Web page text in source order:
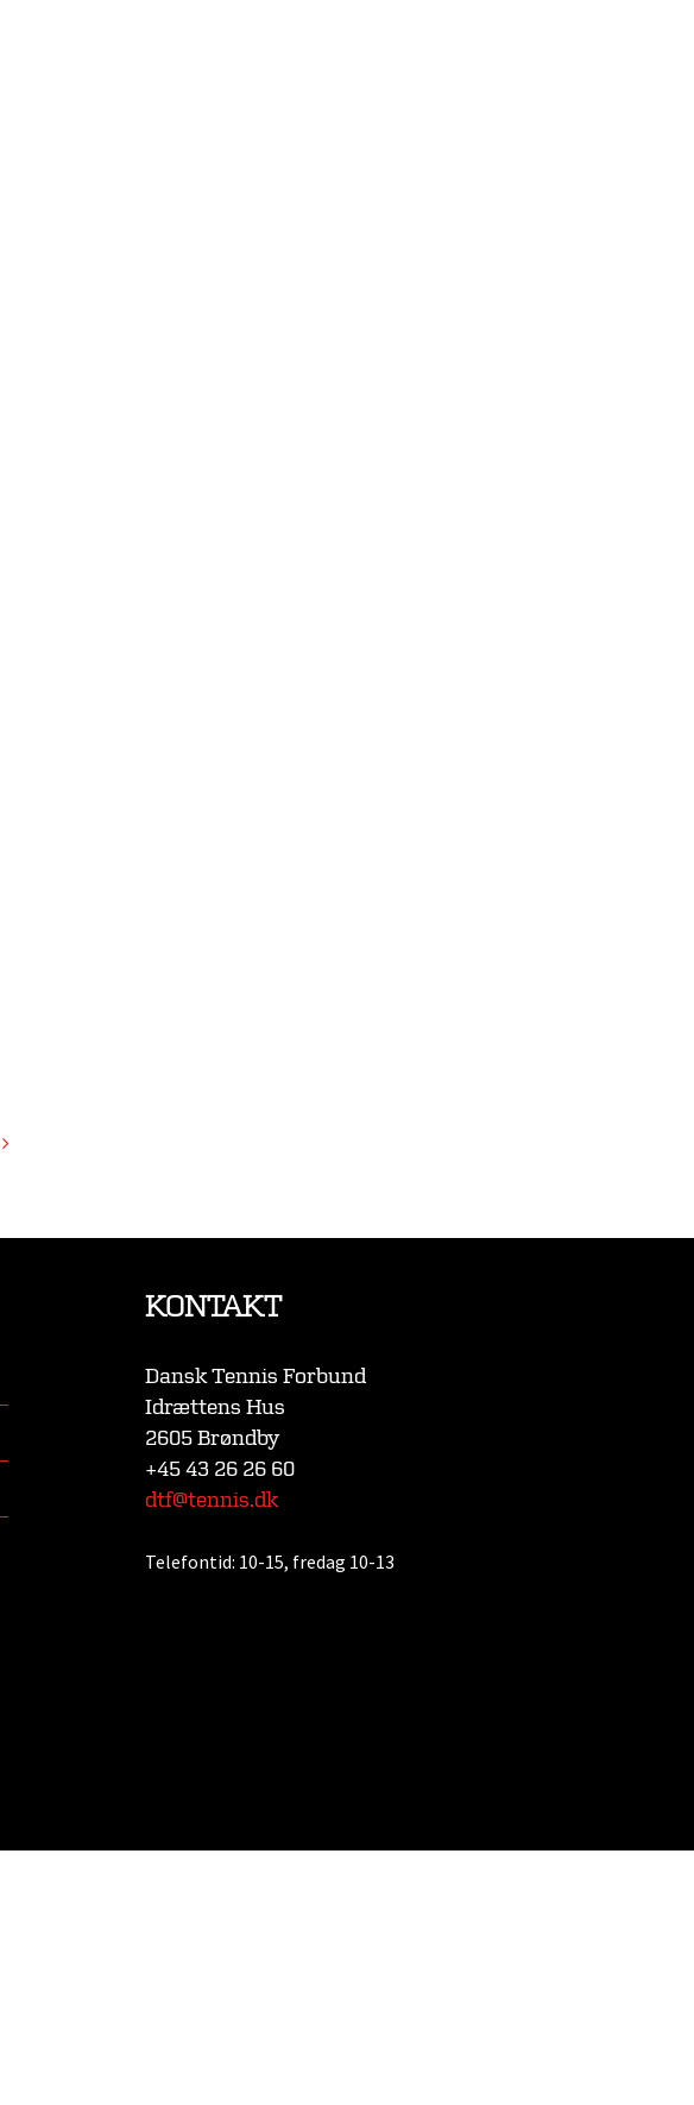
KONTAKT
Dansk Tennis Forbund
Idrættens Hus
2605 Brøndby
+45 43 26 26 60
dtf@tennis.dk
Telefontid: 10-15, fredag 10-13